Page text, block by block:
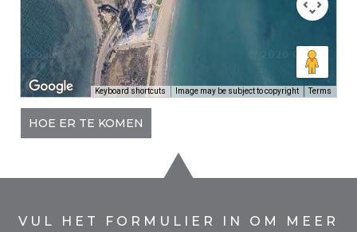
Keyboard shortcuts Image may be subject to copyright Terms
HOE ER TE KOMEN
VUL HET FORMULIER IN OM MEER